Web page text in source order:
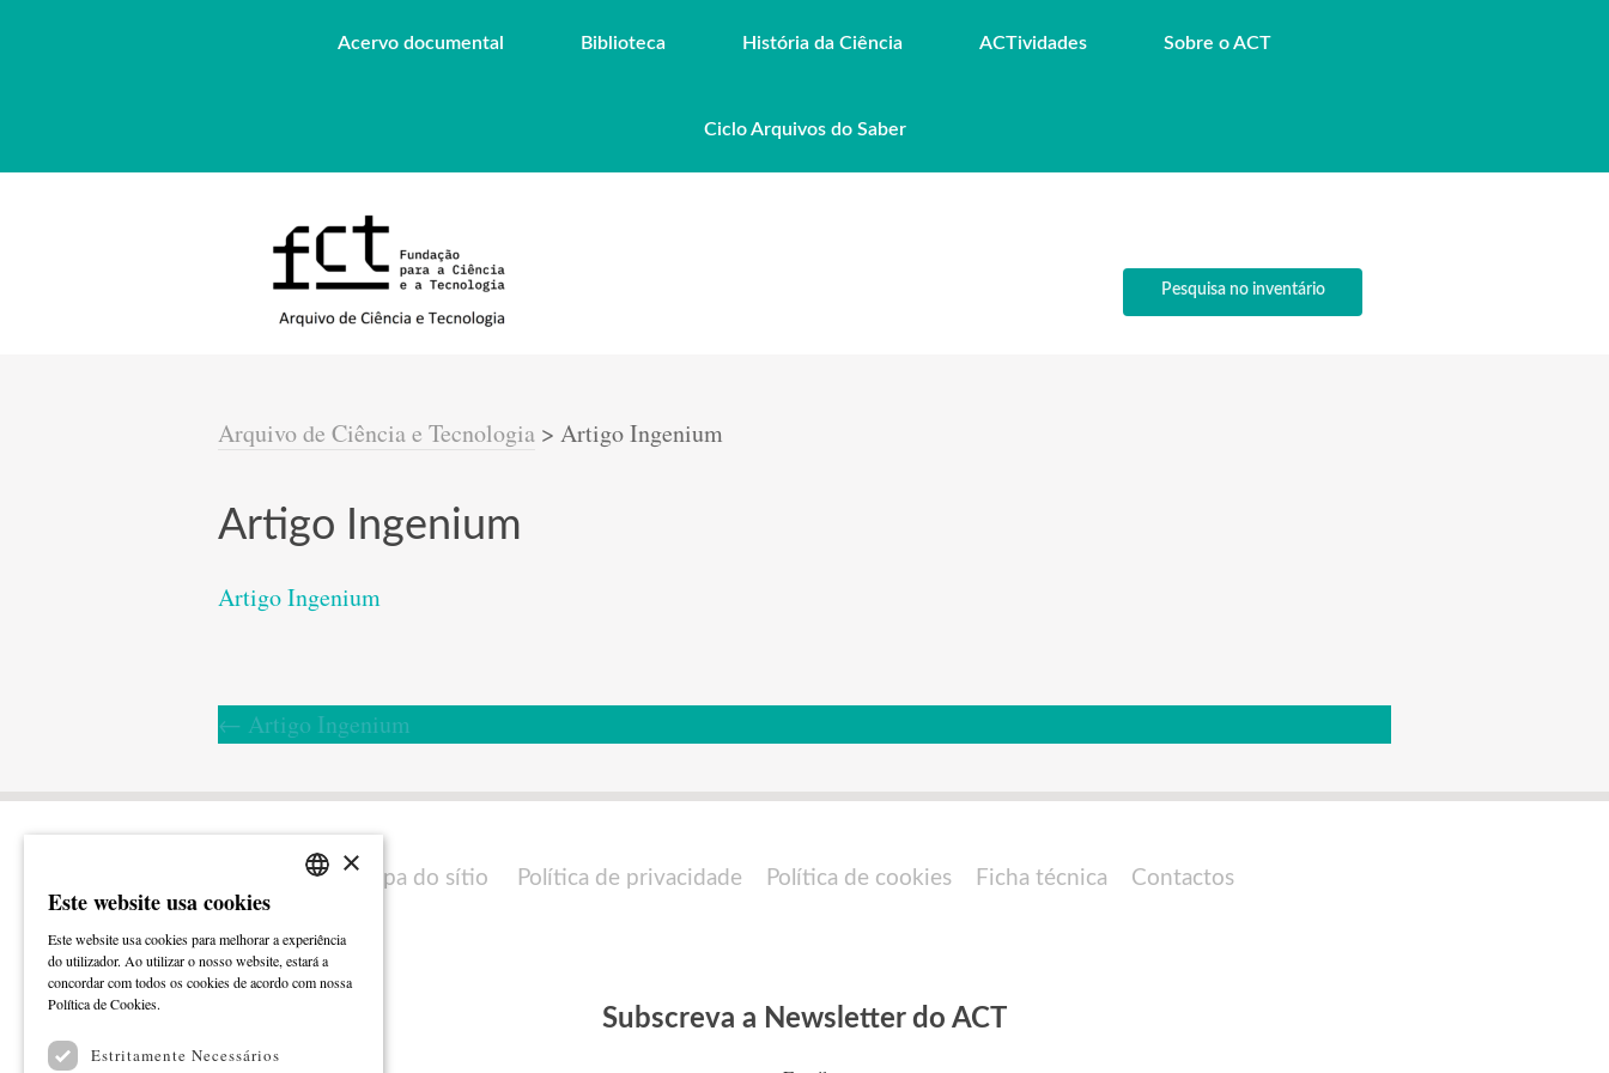
Acervo documental Biblioteca História da Ciência ACTividades Sobre o ACT
Ciclo Arquivos do Saber
Pesquisa no inventário
Arquivo de Ciência e Tecnologia > Artigo Ingenium
Artigo Ingenium
Artigo Ingenium
← Artigo Ingenium
Mapa do sítio Política de privacidade Política de cookies Ficha técnica Contactos
Subscreva a Newsletter do ACT
ENGLISH
×
Este website usa cookies
Este website usa cookies para melhorar a experiência
do utilizador. Ao utilizar o nosso website, estará a
concordar com todos os cookies de acordo com nossa
Política de Cookies.
Estritamente Necessários